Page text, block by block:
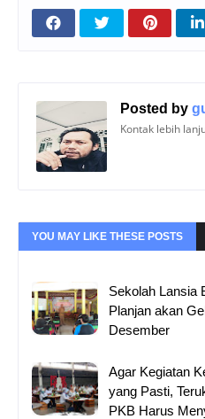
Posted by
Kontak lebih
YOU MAY LIKE THESE POSTS
Sekolah Lansia
Planjan akan
Desember
Agar Kegiatan
yang Pasti,
PKB Harus